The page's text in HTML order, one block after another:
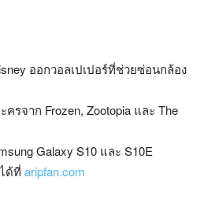
ออกวอลเปเปอร์ที่ช่วยซ่อนกล้อง
รจาก Frozen, Zootopia และ The
Galaxy S10 และ S10E
ด้ที่ aripfan.com